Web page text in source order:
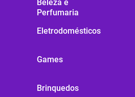
Beleza e
Perfumaria
Eletrodomésticos
Games
Brinquedos